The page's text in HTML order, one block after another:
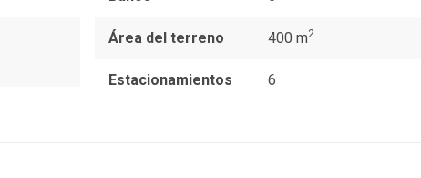
Área del terreno 400 m2
Estacionamientos 6